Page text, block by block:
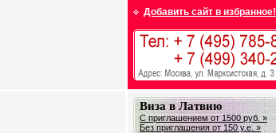
Добавить сайт в избранное!
Виза в Латвию
С приглашением от 1500 руб. »
Без приглашения от 150 у.е. »